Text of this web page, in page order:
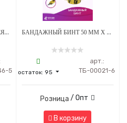
ТЕРМОЭТИКЕТКИ САМОКЛЕЯЩИЕСЯ ДЛЯ ПРИНТЕРА 40*30 ММ - 800 НАКЛЕЕК/РУЛОН - 5 ШТ
5
БАНДАЖНЫЙ БИНТ 50 ММ Х 4.5 М ЖЕЛТЫЙ С ЛАПКАМИ - 6 ШТ
остаток: 95
арт.:
ТБ-00021-6
Розница / Опт
В корзину